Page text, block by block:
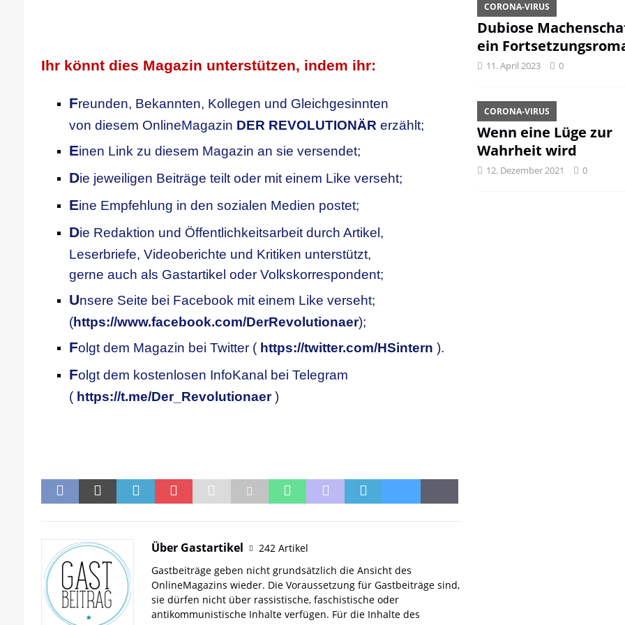
Ihr könnt dies Magazin unterstützen, indem ihr:
Freunden, Bekannten, Kollegen und Gleichgesinnten
von diesem OnlineMagazin DER REVOLUTIONÄR erzählt;
Einen Link zu diesem Magazin an sie versendet;
Die jeweiligen Beiträge teilt oder mit einem Like verseht;
Eine Empfehlung in den sozialen Medien postet;
Die Redaktion und Öffentlichkeitsarbeit durch Artikel,
Leserbriefe, Videoberichte und Kritiken unterstützt,
gerne auch als Gastartikel oder Volkskorrespondent;
Unsere Seite bei Facebook mit einem Like verseht;
(https://www.facebook.com/DerRevolutionaer);
Folgt dem Magazin bei Twitter ( https://twitter.com/HSintern ).
Folgt dem kostenlosen InfoKanal bei Telegram
( https://t.me/Der_Revolutionaer)
Über Gastartikel
242 Artikel
Gastbeiträge geben nicht grundsätzlich die Ansicht des
OnlineMagazins wieder. Die Voraussetzung für Gastbeiträge sind,
sie dürfen nicht über rassistische, faschistische oder
antikommunistische Inhalte verfügen. Für die Inhalte des
Dubiose
ein
CORONA-VIRUS
11. April 2023 0
Wenn eine Lüge zur
Wahrheit wird
CORONA-VIRUS
12. Dezember 2021 0